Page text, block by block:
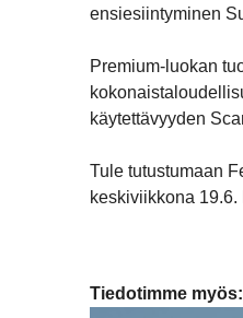
ensiesiintyminen
Premium-luokan
käytettävyyden
Tule tutustumaan
keskiviikkona
Tiedotimme myös: